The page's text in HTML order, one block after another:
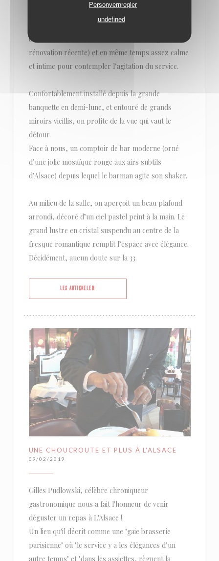
Personvernregler
undefined
Il est rare de tomber sur un emplacement comme
celui-ci, à la fois au centre du convivial esprit
brasserie à l’ancienne (bien conservé malgré la
rénovation récente) et en même temps assez calme
et intime pour contempler l’agitation du service.
Confortablement installé depuis la grande
banquette en demi-lune, et entouré de grands
miroirs vieillis, on profite de la vue qui vaut le
détour.
Face à nous, un comptoir de bar moderne (orné
d’une jolie mosaïque rouge aux airs subtils
d’Alsace) depuis lequel le barman agite son shaker.
Au milieu de la salle, on aperçoit un beau plafond
arrondi, décoré d’un ciel pastel peint à la main. Le
grand lustre en cristal suspendu au centre de la
fresque romantique remplit l’espace avec élégance.
Décidément, aucun doute sur la 33.
LES ARTIKKELEN
UNE CHOUCROUTE ET PLUS À L'ALSACE
09/02/2019
Gilles Pudlowski, célèbre chroniqueur
gastronomique nous a fait l'honneur de venir
déguster un repas à L'Alsace !
Un lieu qu'il décrit comme une "gaie brasserie
parisienne" où "le service y a les élégances d’un
autre temps" et "dans les assiettes, règnent la